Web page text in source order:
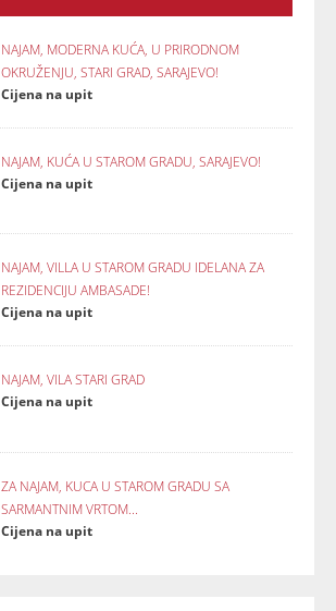
NAJAM, MODERNA KUĆA, U PRIRODNOM
OKRUŽENJU, STARI GRAD, SARAJEVO!
Cijena na upit
NAJAM, KUĆA U STAROM GRADU, SARAJEVO!
Cijena na upit
NAJAM, VILLA U STAROM GRADU IDELANA ZA
REZIDENCIJU AMBASADE!
Cijena na upit
NAJAM, VILA STARI GRAD
Cijena na upit
ZA NAJAM, KUCA U STAROM GRADU SA
SARMANTNIM VRTOM...
Cijena na upit